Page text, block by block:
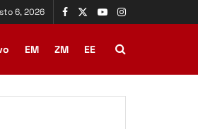
6, 2026
EM ZM EE